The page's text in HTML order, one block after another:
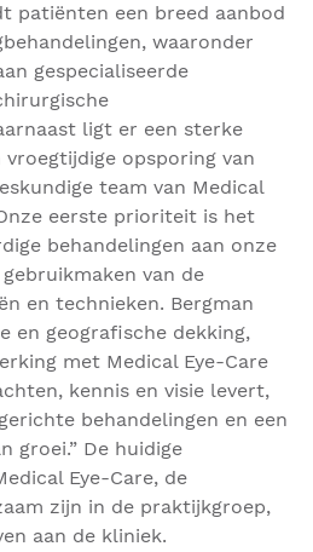
patiënten een breed aanbod
waaronder
gespecialiseerde
ligt er een sterke
opsporing van
team van Medical
eerste prioriteit is het
behandelingen aan onze
van de
en technieken. Bergman
en geografische dekking,
met Medical Eye-Care
kennis en visie levert,
behandelingen en een
groei.” De huidige
Eye-Care, de
zijn in de praktijkgroep,
aan de kliniek.